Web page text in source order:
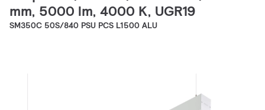
mm, 5000 lm, 4000 K, UGR19
SM350C 50S/840 PSU PCS L1500 ALU